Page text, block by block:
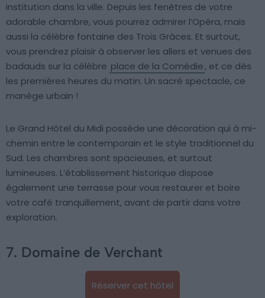
institution dans la ville. Depuis les fenêtres de votre
adorable chambre, vous pourrez admirer l’Opéra, mais
aussi la célèbre fontaine des Trois Grâces. Et surtout,
vous prendrez plaisir à observer les allers et venues des
badauds sur la célèbre place de la Comédie, et ce dès
les premières heures du matin. Un sacré spectacle, ce
manège urbain !
Le Grand Hôtel du Midi possède une décoration qui à mi-
chemin entre le contemporain et le style traditionnel du
Sud. Les chambres sont spacieuses, et surtout
lumineuses. L’établissement historique dispose
également une terrasse pour vous restaurer et boire
votre café tranquillement, avant de partir dans votre
exploration.
7. Domaine de Verchant
Réserver cet hôtel